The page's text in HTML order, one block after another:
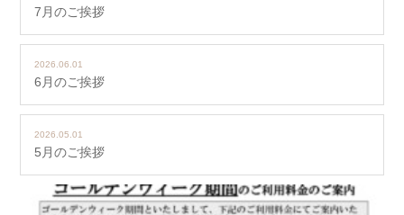
7月のご挨拶
2026.06.01
6月のご挨拶
2026.05.01
5月のご挨拶